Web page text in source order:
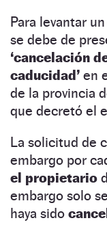
Para levantar un
se debe de
‘cancelación
caducidad’ en
de la provincia
que decretó el
La solicitud de
embargo por
el propietario
embargo solo
haya sido